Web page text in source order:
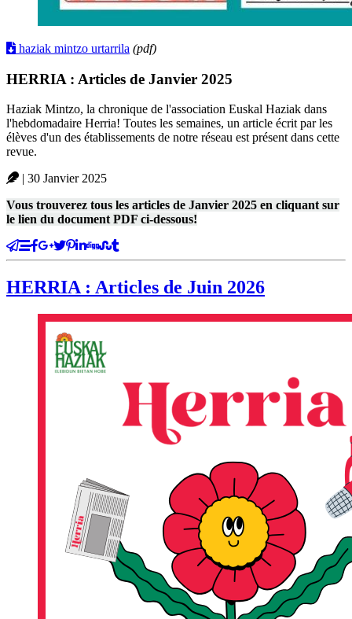
haziak mintzo urtarrila (pdf)
HERRIA : Articles de Janvier 2025
Haziak Mintzo, la chronique de l'association Euskal Haziak dans
l'hebdomadaire Herria! Toutes les semaines, un article écrit par les
élèves d'un des établissements de notre réseau est présent dans cette
revue.
| 30 Janvier 2025
Vous trouverez tous les articles de Janvier 2025 en cliquant sur
le lien du document PDF ci-dessous!
HERRIA : Articles de Juin 2026